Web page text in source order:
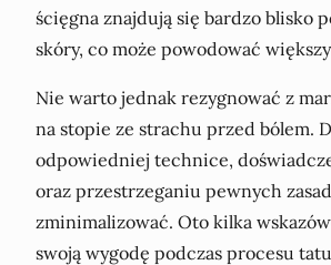
ścięgna znajdują się bardzo blisko
skóry, co może powodować
Nie warto jednak rezygnować z
na stopie ze strachu przed bólem.
odpowiedniej technice,
oraz przestrzeganiu pewnych
zminimalizować. Oto kilka
swoją wygodę podczas procesu